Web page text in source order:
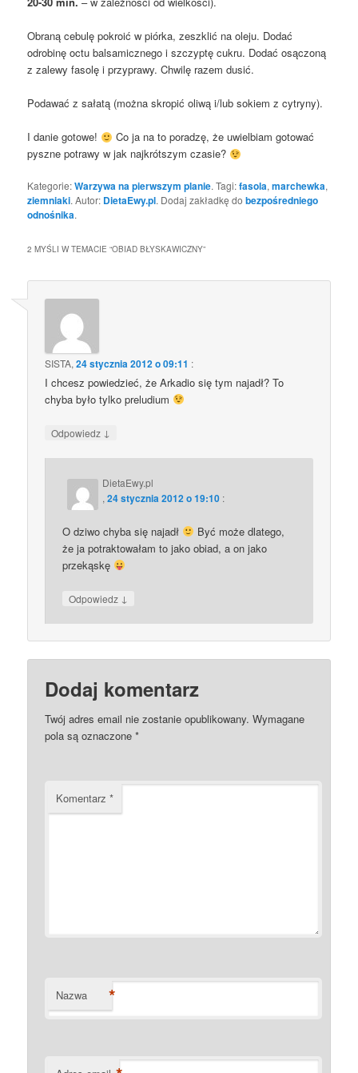
Obraną cebulę pokroić w piórka, zeszklić na oleju. Dodać
odrobinę octu balsamicznego i szczyptę cukru. Dodać osączoną
z zalewy fasolę i przyprawy. Chwilę razem dusić.
Podawać z sałatą (można skropić oliwą i/lub sokiem z cytryny).
I danie gotowe!
Co ja na to poradzę, że uwielbiam gotować
pyszne potrawy w jak najkrótszym czasie?
Kategorie:Warzywa na pierwszym planie. Tagi:fasola,marchewka,
ziemniaki. Autor: DietaEwy.pl. Dodaj zakładkę dobezpośredniego
odnośnika.
2 MYŚLI W TEMACIE “OBIAD BŁYSKAWICZNY”
SISTA,24 stycznia 2012 o 09:11 :
I chcesz powiedzieć, że Arkadio się tym najadł? To
chyba było tylko preludium
Odpowiedz ↓
DietaEwy.pl
,24 stycznia 2012 o 19:10 :
O dziwo chyba się najadł
Być może dlatego,
że ja potraktowałam to jako obiad, a on jako
przekąskę
Odpowiedz ↓
Dodaj komentarz
Twój adres email nie zostanie opublikowany. Wymagane
pola są oznaczone*
Komentarz*
Nazwa *